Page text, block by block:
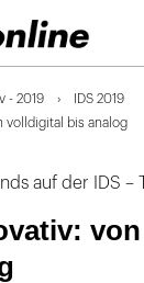
- 2019
IDS 2019
volldigital bis analog
auf der IDS –